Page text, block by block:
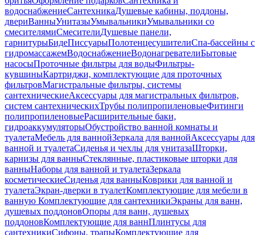
водоснабжениеСантехникаДушевые кабины, поддоны,
двериВанныУнитазыУмывальникиУмывальники со
смесителямиСмесителиДушевые панели,
гарнитурыБидеПиссуарыПолотенцесушителиСпа-бассейны с
гидромассажемВодоснабжениеВодонагревателиБытовые
насосыПроточные фильтры для водыФильтры-
кувшиныКартриджи, комплектующие для проточных
фильтровМагистральные фильтры, системы
сантехническиеАксессуары для магистральных фильтров,
систем сантехническихТрубы полипропиленовыеФитинги
полипропиленовыеРасширительные баки,
гидроаккумуляторыОбустройство ванной комнаты и
туалетаМебель для ваннойЗеркала для ваннойАксессуары для
ванной и туалетаСиденья и чехлы для унитазаШторки,
карнизы для ванныСтеклянные, пластиковые шторки для
ванныНаборы для ванной и туалетаЗеркала
косметическиеСиденья для ванныКоврики для ванной и
туалетаЭкран-дверки в туалетКомплектующие для мебели в
ванную Комплектующие для сантехникиЭкраны для ванн,
душевых поддоновОпоры для ванн, душевых
поддоновКомплектующие для ваннПлинтусы для
сантехникиСифоны, трапыКомплектующие для